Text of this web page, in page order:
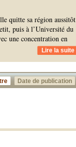
quitte sa région aussitôt
puis à l’Université du
une concentration en
Lire la suite
Date de publication